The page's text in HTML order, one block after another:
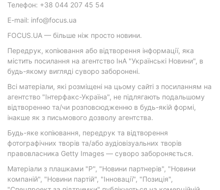
Телефон: +38 044 207 45 54
E-mail: info@focus.ua
FOCUS.UA — більше ніж просто новини.
Передрук, копіювання або відтворення інформації, яка
містить посилання на агентство ІнА "Українські Новини", в
будь-якому вигляді суворо заборонені.
Всі матеріали, які розміщені на цьому сайті з посиланням на
агентство "Інтерфакс-Україна", не підлягають подальшому
відтворенню та/чи розповсюдженню в будь-якій формі,
інакше як з письмового дозволу агентства.
Будь-яке копіювання, передрук та відтворення
фотографічних творів та/або аудіовізуальних творів
правовласника Getty Images — суворо забороняється.
Матеріали з плашками "Р", "Новини партнерів", "Новини
компаній", "Новини партій", "Інновації", "Позиція",